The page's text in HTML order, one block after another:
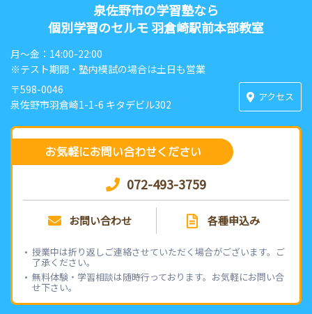
泉佐野市の学習塾なら
個別学習のセルモ 羽倉崎駅前本部教室
月〜金：14:00-22:00
※テスト期間・塾内模試の場合は土日も営業
〒598-0046
泉佐野市羽倉崎1-1-6 キタデビル302
アクセス
お気軽にお問い合わせください
072-493-3759
お問い合わせ 各種申込み
授業中は折り返しご連絡させていただく場合がございます。ご
了承ください。
無料体験・学習相談は随時行っております。お気軽にお問い合
せ下さい。